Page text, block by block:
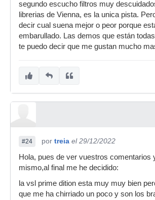
segundo escucho filtros muy
librerias de Vienna, es la unica pista.
decir cual suena mejor o peor porque
embarullado. Las demos que están
te puedo decir que me gustan mucho
#24 por treia el 29/12/2022
Hola, pues de ver vuestros comentarios
mismo,al final me he decidido:
la vsl prime dition esta muy muy bien
que me ha chirriado un poco y son los